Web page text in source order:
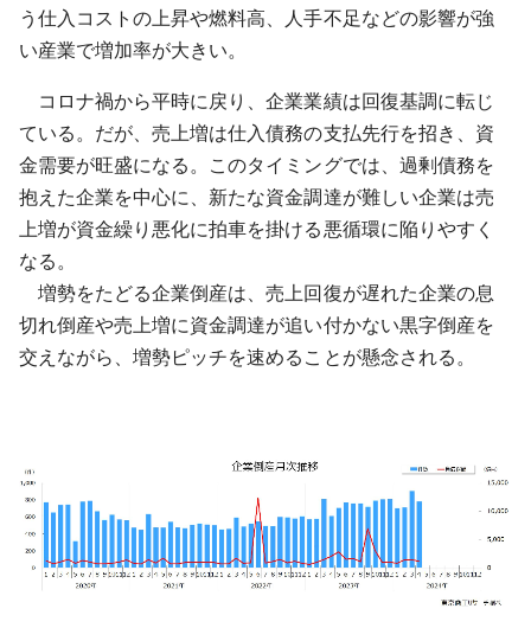
う仕入コストの上昇や燃料高、人手不足などの影響が強
い産業で増加率が大きい。
コロナ禍から平時に戻り、企業業績は回復基調に転じ
ている。だが、売上増は仕入債務の支払先行を招き、資
金需要が旺盛になる。このタイミングでは、過剰債務を
抱えた企業を中心に、新たな資金調達が難しい企業は売
上増が資金繰り悪化に拍車を掛ける悪循環に陥りやすく
なる。
増勢をたどる企業倒産は、売上回復が遅れた企業の息
切れ倒産や売上増に資金調達が追い付かない黒字倒産を
交えながら、増勢ピッチを速めることが懸念される。